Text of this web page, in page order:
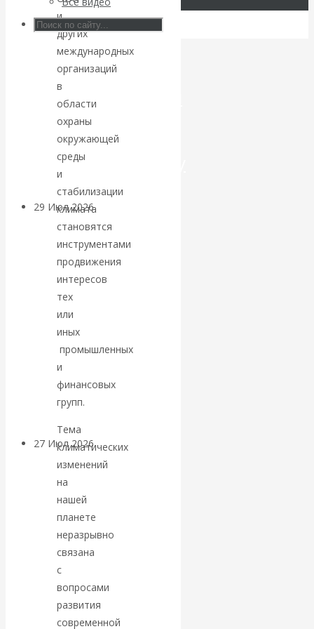
Искусственный
интеллект —
революционный
переход к
посткапитализму
29 Июл 2026Мировая
финансовая олигархия
Валентин
Катасонов.
«Мировые
ростовщики»:
вчера и сегодня
27 Июл 2026Мировая
валютная система
Валентин
КАтасонов.
«МЕТОД
ОТМЫВАНИЯ
и
других
международных
организаций
в
области
охраны
окружающей
среды
и
стабилизации
климата
становятся
инструментами
продвижения
интересов
тех
или
иных
промышленных
и
финансовых
групп.
Тема
климатических
изменений
на
нашей
планете
неразрывно
связана
с
вопросами
развития
современной